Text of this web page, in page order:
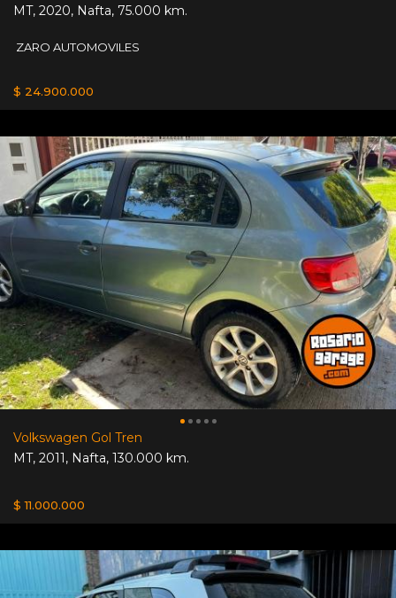
MT, 2020, Nafta, 75.000 km.
ZARO AUTOMOVILES
$ 24.900.000
Volkswagen Gol Tren
MT, 2011, Nafta, 130.000 km.
$ 11.000.000